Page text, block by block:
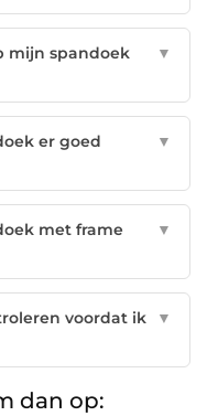
mijn spandoek
▼
er goed
▼
met frame
▼
voordat ik
▼
dan op: